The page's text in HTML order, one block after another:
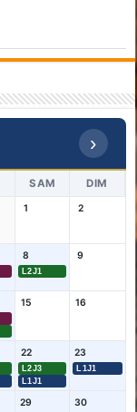
›
SAM DIM
1 2
8
L2J1
9
15 16
22
L2J3
L1J1
23
L1J1
29 30